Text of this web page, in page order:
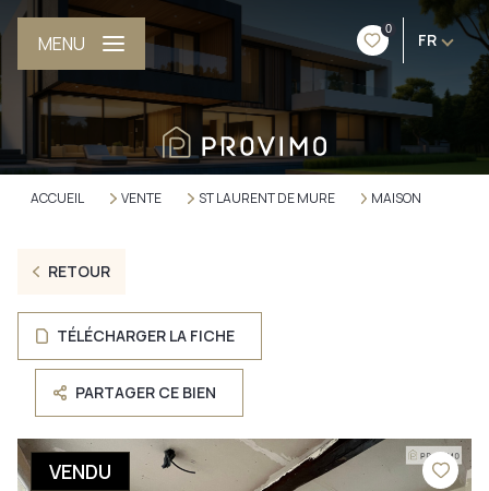
0
FR
MENU
ACCUEIL VENTE ST LAURENT DE MURE MAISON
RETOUR
TÉLÉCHARGER LA FICHE
PARTAGER CE BIEN
VENDU